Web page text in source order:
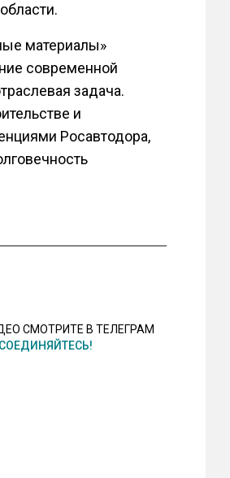
материалы»
современной
задача.
и
Росавтодора,
СМОТРИТЕ В ТЕЛЕГРАМ